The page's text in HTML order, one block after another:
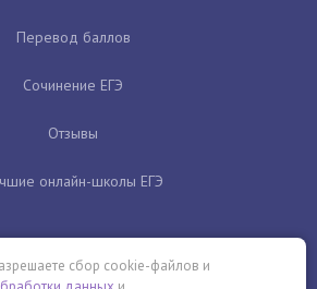
Перевод баллов
Сочинение ЕГЭ
Отзывы
онлайн-школы ЕГЭ
сбор cookie-файлов и